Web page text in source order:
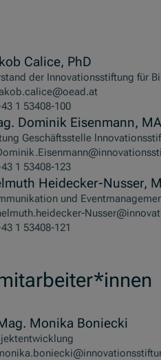
Calice, PhD
der Innovationsstiftung für
1 53408-100
Dominik Eisenmann, MA
Geschäftsstelle
1 53408-123
Heidecker-Nusser,
und
1 53408-121
Monika Boniecki